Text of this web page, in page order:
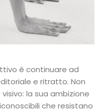
è continuare ad
e ritratto. Non
la sua ambizione
che resistano